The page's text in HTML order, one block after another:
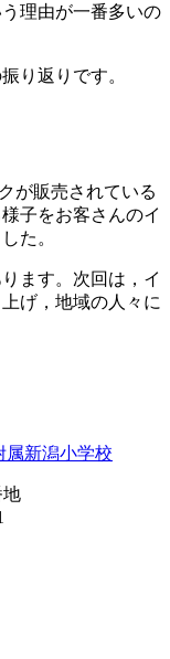
理由が一番多いの
り返りです。
が販売されている
子をお客さんのイ
た。
ます。次回は，イ
げ，地域の人々に
地